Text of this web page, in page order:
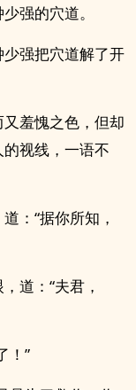
强的穴道。
强把穴道解了开
羞愧之色，但却
视线，一语不
：“据你所知，
道：“夫君，
！”